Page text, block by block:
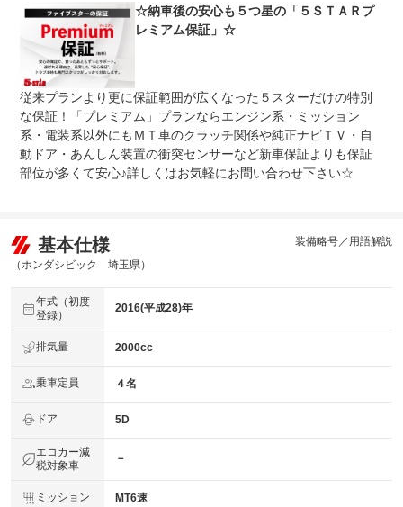
修理回数 無制限
上限金額
限度額無制限
５－ＳＴＡＲ Ｐｒｅｍｉｕｍ保証なら保証期間中の修理
回数に制限はありません！何度でも修理対応が可能な安心
保証となっております！
免責金
無し
５－ＳＴＡＲ Ｐｒｅｍｉｕｍ保証は保証対象部位の修理
において、お客様がご負担になる料金はありません！
法定整備 整備無 車両状態については販売店にご確認ください
について
☆納車後の安心も５つ星の「５ＳＴＡＲプ
レミアム保証」☆
従来プランより更に保証範囲が広くなった５スターだけの特別
な保証！「プレミアム」プランならエンジン系・ミッション
系・電装系以外にもＭＴ車のクラッチ関係や純正ナビＴＶ・自
動ドア・あんしん装置の衝突センサーなど新車保証よりも保証
部位が多くて安心♪詳しくはお気軽にお問い合わせ下さい☆
基本仕様
（ホンダシビック 埼玉県）
装備略号／用語解説
年式（初度
登録）
2016(平成28)年
排気量 2000cc
乗車定員 ４名
ドア 5D
エコカー減
税対象車
－
ミッション MT6速